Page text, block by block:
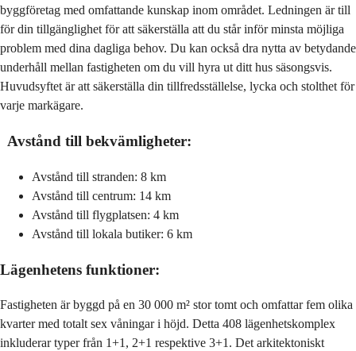
byggföretag med omfattande kunskap inom området. Ledningen är till
för din tillgänglighet för att säkerställa att du står inför minsta möjliga
problem med dina dagliga behov. Du kan också dra nytta av betydande
underhåll mellan fastigheten om du vill hyra ut ditt hus säsongsvis.
Huvudsyftet är att säkerställa din tillfredsställelse, lycka och stolthet för
varje markägare.
Avstånd till bekvämligheter:
Avstånd till stranden: 8 km
Avstånd till centrum: 14 km
Avstånd till flygplatsen: 4 km
Avstånd till lokala butiker: 6 km
Lägenhetens funktioner:
Fastigheten är byggd på en 30 000 m² stor tomt och omfattar fem olika
kvarter med totalt sex våningar i höjd. Detta 408 lägenhetskomplex
inkluderar typer från 1+1, 2+1 respektive 3+1. Det arkitektoniskt